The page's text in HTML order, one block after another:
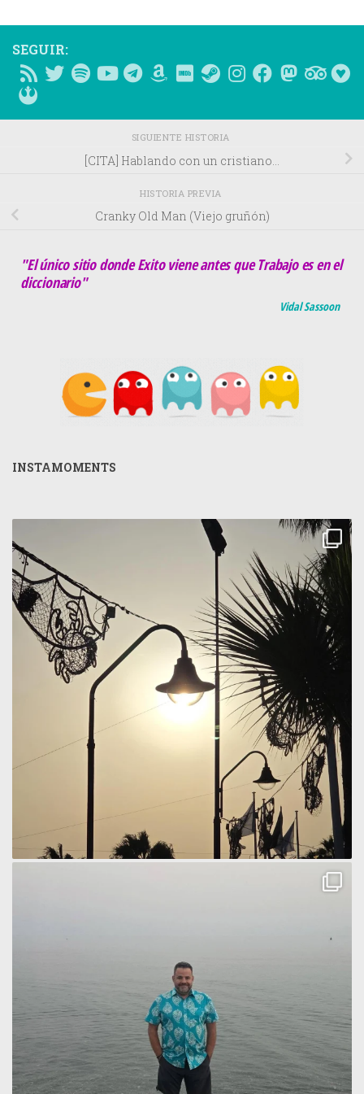
SEGUIR:
SIGUIENTE HISTORIA
[CITA] Hablando con un cristiano…
HISTORIA PREVIA
Cranky Old Man (Viejo gruñón)
"El único sitio donde Exito viene antes que Trabajo es en el
diccionario"
Vidal Sassoon
INSTAMOMENTS